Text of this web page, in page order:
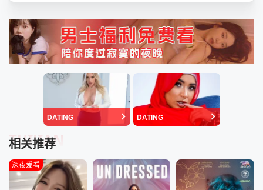
DATING DATING
相关推荐
TUIJIAN
深夜爱看